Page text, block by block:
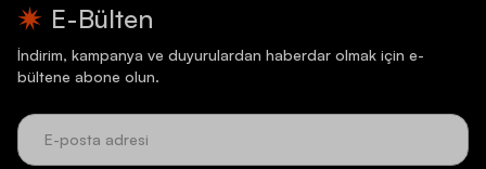
E-Bülten
İndirim, kampanya ve duyurulardan haberdar olmak için e-
bültene abone olun.